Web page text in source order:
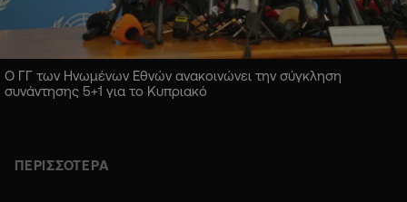
Ο ΓΓ των Ηνωμένων Εθνών ανακοινώνει την σύγκληση
συνάντησης 5+1 για το Κυπριακό
ΠΕΡΙΣΣΟΤΕΡΑ